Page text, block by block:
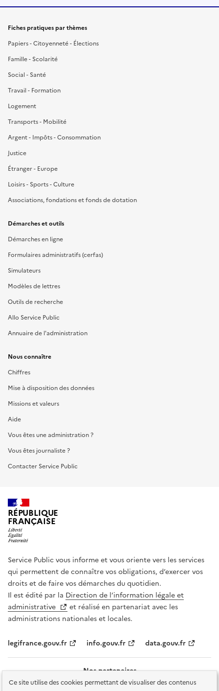
Ce site utilise des cookies permettant de visualiser des contenus
Fiches pratiques par thèmes
Papiers - Citoyenneté - Élections
Famille - Scolarité
Social - Santé
Travail - Formation
Logement
Transports - Mobilité
Argent - Impôts - Consommation
Justice
Étranger - Europe
Loisirs - Sports - Culture
Associations, fondations et fonds de dotation
Démarches et outils
Démarches en ligne
Formulaires administratifs (cerfas)
Simulateurs
Modèles de lettres
Outils de recherche
Allo Service Public
Annuaire de l'administration
Nous connaître
Chiffres
Mise à disposition des données
Missions et valeurs
Aide
Vous êtes une administration ?
Vous êtes journaliste ?
Contacter Service Public
RÉPUBLIQUE
FRANÇAISE
Service Public vous informe et vous oriente vers les services
qui permettent de connaître vos obligations, d’exercer vos
droits et de faire vos démarches du quotidien.
Il est édité par la Direction de l’information légale et
administrative
et réalisé en partenariat avec les
administrations nationales et locales.
legifrance.gouv.fr info.gouv.fr data.gouv.fr
Nos partenaires